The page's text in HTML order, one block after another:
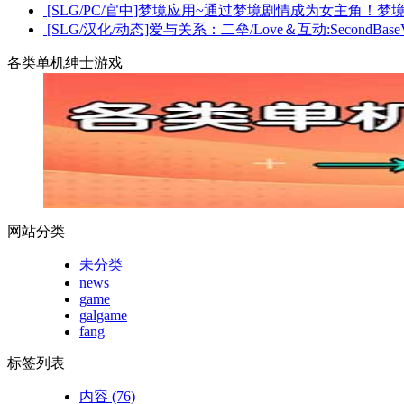
[SLG/PC/官中]梦境应用~通过梦境剧情成为女主角！梦
[SLG/汉化/动态]爱与关系：二垒/Love＆互动
各类单机绅士游戏
网站分类
未分类
news
game
galgame
fang
标签列表
内容 (76)